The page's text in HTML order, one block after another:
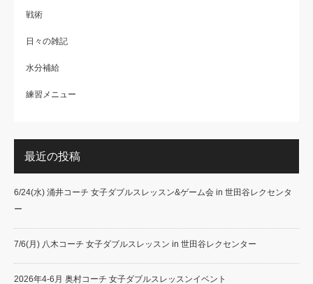
戦術
日々の雑記
水分補給
練習メニュー
最近の投稿
6/24(水) 涌井コーチ 女子ダブルスレッスン&ゲーム会 in 世田谷レクセンタ
ー
7/6(月) 八木コーチ 女子ダブルスレッスン in 世田谷レクセンター
2026年4-6月 奥村コーチ 女子ダブルスレッスンイベント